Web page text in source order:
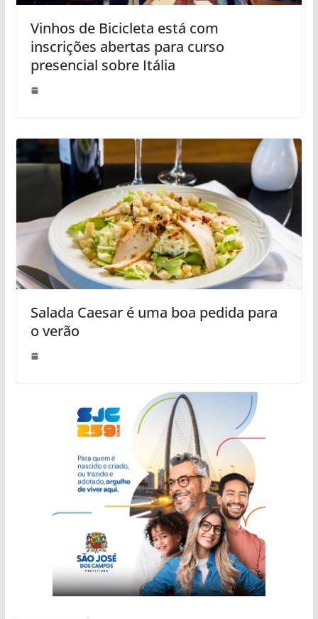
Vinhos de Bicicleta está com
inscrições abertas para curso
presencial sobre Itália
Salada Caesar é uma boa pedida para
o verão